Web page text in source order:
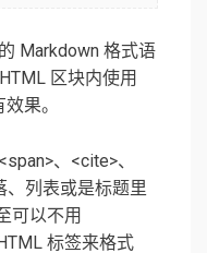
Markdown 格式语
区块内使用
果。
、<cite>、
、列表或是标题里
可以不用
标签来格式